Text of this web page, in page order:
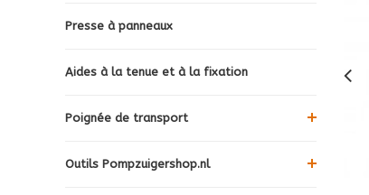
Presse à panneaux
Aides à la tenue et à la fixation
Poignée de transport
Outils Pompzuigershop.nl